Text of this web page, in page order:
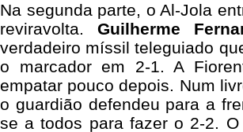
Na segunda parte, o Al-Jola
reviravolta. Guilherme
verdadeiro míssil teleguiado
o marcador em 2-1. A
empatar pouco depois. Num
o guardião defendeu para a
se a todos para fazer o 2-2.